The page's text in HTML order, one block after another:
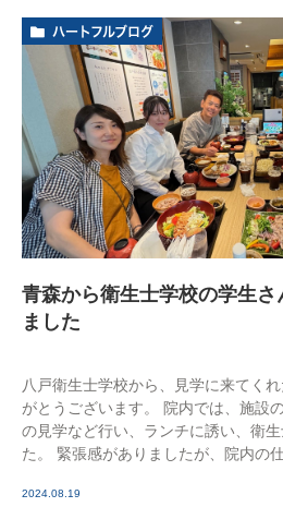
ハートフルブログ
青森から衛生士学校の学生
ました
八戸衛生士学校から、見学に来てく
がとうございます。 院内では、施設
の見学など行い、ランチに誘い、衛
た。 緊張感がありましたが、院内の
2024.08.19